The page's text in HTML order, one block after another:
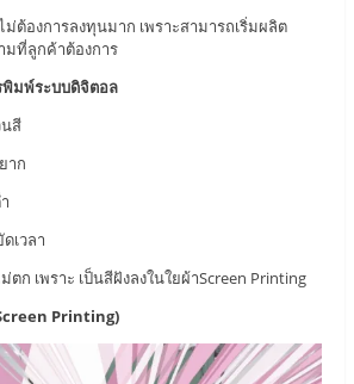
ต้องการลงทุนมาก เพราะสามารถเริ่มผลิต
มที่ลูกค้าต้องการ
พิมพ์ระบบดิจิตอล
สี
าก
เวลา
ก เพราะ เป็นสีฝังลงในใยผ้าScreen Printing
Printing)